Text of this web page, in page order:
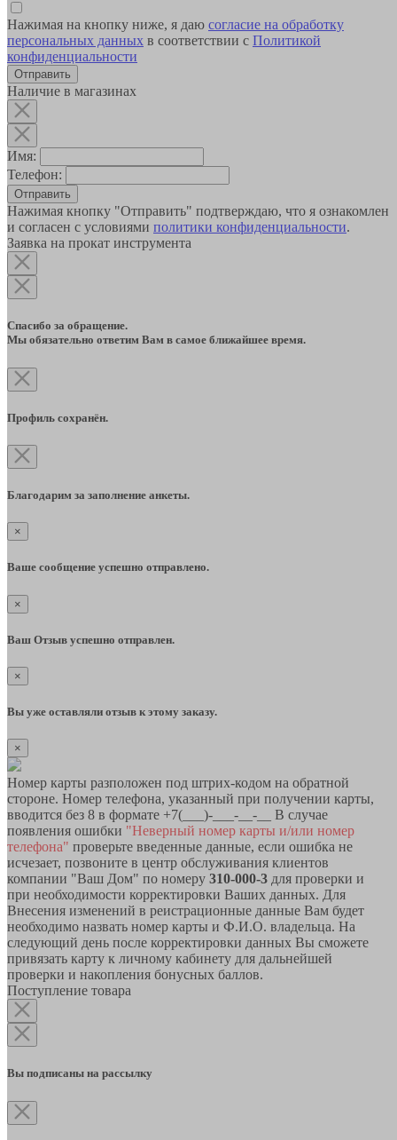
Нажимая на кнопку ниже, я даю согласие на обработку
персональных данных в соответствии с Политикой
конфиденциальности
Наличие в магазинах
Имя:
Телефон:
Отправить
Нажимая кнопку "Отправить" подтверждаю, что я ознакомлен
и согласен с условиями политики конфиденциальности.
Заявка на прокат инструмента
Спасибо за обращение.
Мы обязательно ответим Вам в самое ближайшее время.
Профиль сохранён.
Благодарим за заполнение анкеты.
×
Ваше сообщение успешно отправлено.
×
Ваш Отзыв успешно отправлен.
×
Вы уже оставляли отзыв к этому заказу.
×
Номер карты разположен под штрих-кодом на обратной
стороне. Номер телефона, указанный при получении карты,
вводится без 8 в формате +7(___)-___-__-__ В случае
появления ошибки "Неверный номер карты и/или номер
телефона" проверьте введенные данные, если ошибка не
исчезает, позвоните в центр обслуживания клиентов
компании "Ваш Дом" по номеру 310-000-3 для проверки и
при необходимости корректировки Ваших данных. Для
Внесения изменений в реистрационные данные Вам будет
необходимо назвать номер карты и Ф.И.О. владельца. На
следующий день после корректировки данных Вы сможете
привязать карту к личному кабинету для дальнейшей
проверки и накопления бонусных баллов.
Поступление товара
Вы подписаны на рассылку